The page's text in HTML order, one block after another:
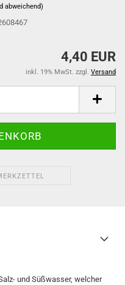
abweichend)
4,40 EUR
inkl. 19% MwSt. zzgl. Versand
und Süßwasser, welcher